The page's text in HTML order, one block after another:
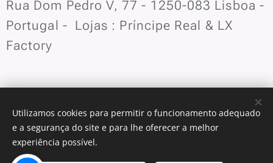
Rua Dom Pedro V, 77 - 1250-083 Lisboa -
Portugal - Lojas : Príncipe Real & LX
Factory
Trocas e Devoluções
Utilizamos cookies para permitir o funcionamento adequado
e a segurança do site e para lhe oferecer a melhor
experiência possível.